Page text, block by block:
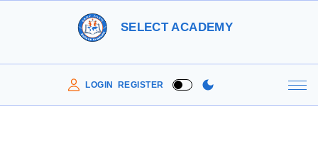
SELECT ACADEMY
LOGIN REGISTER